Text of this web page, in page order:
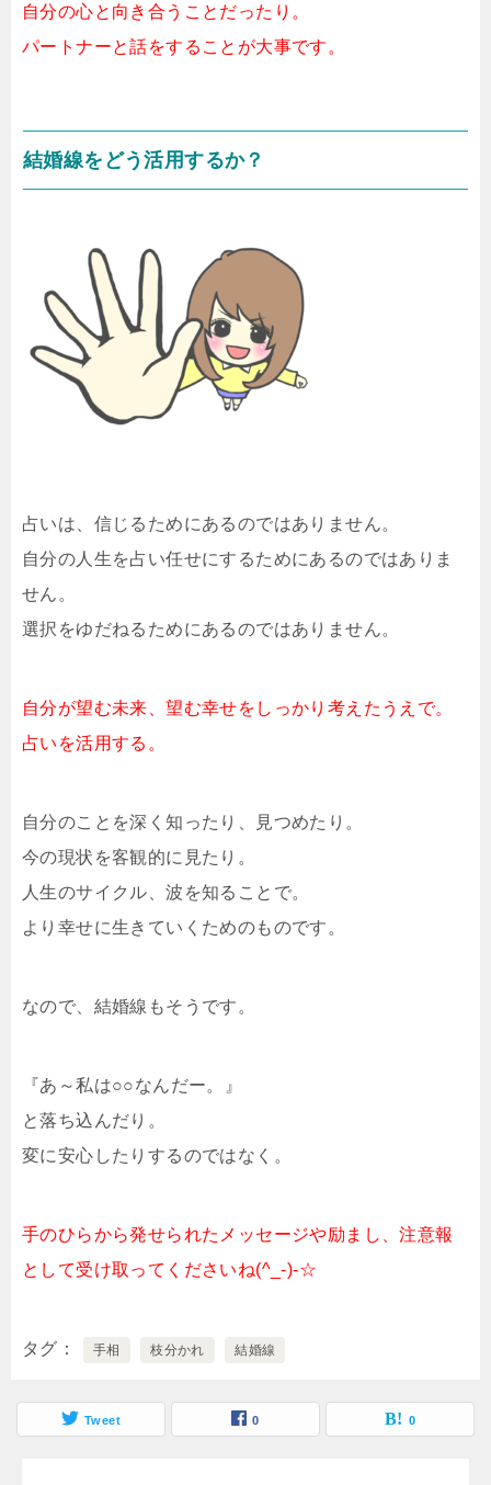
自分の心と向き合うことだったり。
パートナーと話をすることが大事です。
結婚線をどう活用するか？
占いは、信じるためにあるのではありません。
自分の人生を占い任せにするためにあるのではありま
せん。
選択をゆだねるためにあるのではありません。
自分が望む未来、望む幸せをしっかり考えたうえで。
占いを活用する。
自分のことを深く知ったり、見つめたり。
今の現状を客観的に見たり。
人生のサイクル、波を知ることで。
より幸せに生きていくためのものです。
なので、結婚線もそうです。
『あ～私は○○なんだー。』
と落ち込んだり。
変に安心したりするのではなく。
手のひらから発せられたメッセージや励まし、注意報
として受け取ってくださいね(^_-)-☆
タグ 手相 枝分かれ 結婚線
Tweet 0 0